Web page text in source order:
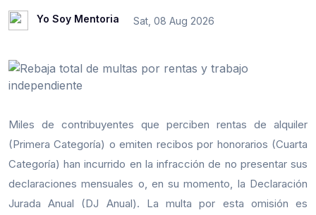
Yo Soy Mentoria Sat, 08 Aug 2026
Miles de contribuyentes que perciben rentas de alquiler
(Primera Categoría) o emiten recibos por honorarios (Cuarta
Categoría) han incurrido en la infracción de no presentar sus
declaraciones mensuales o, en su momento, la Declaración
Jurada Anual (DJ Anual). La multa por esta omisión es